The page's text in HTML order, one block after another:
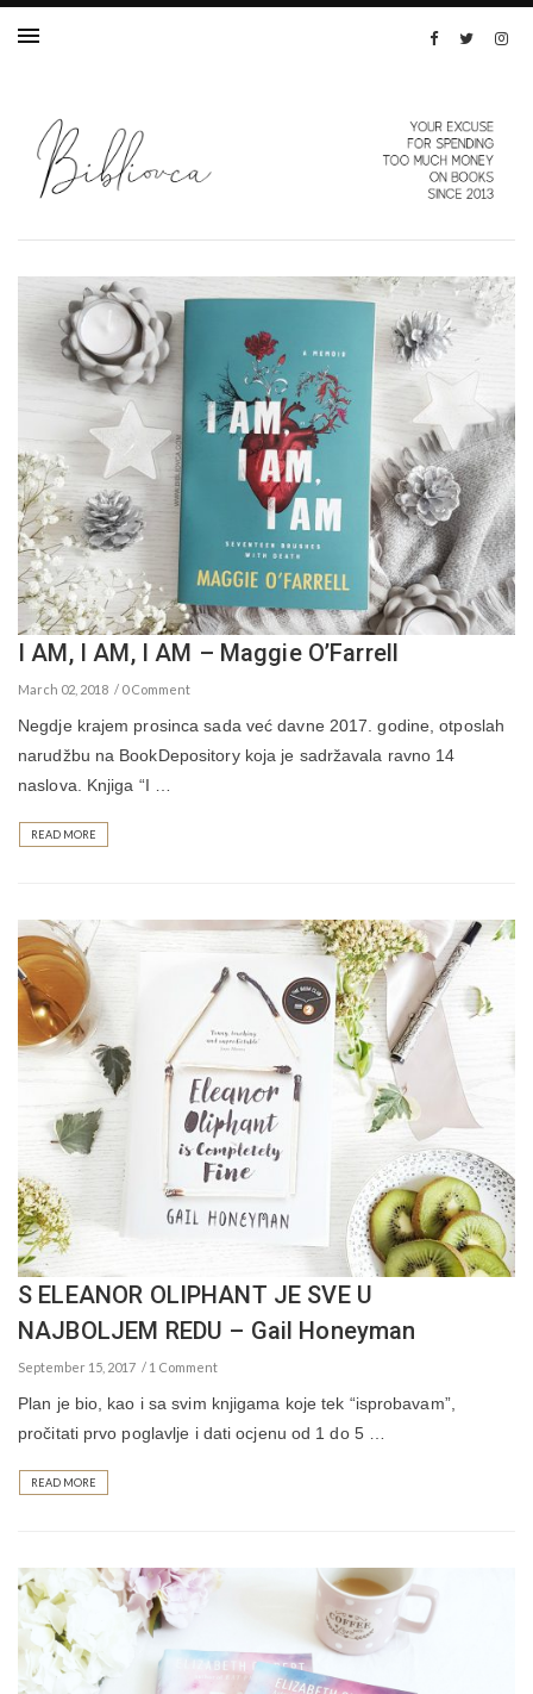
I AM, I AM, I AM – Maggie O’Farrell
March 02, 2018 0 Comment
Negdje krajem prosinca sada već davne 2017. godine, otposlah
narudžbu na BookDepository koja je sadržavala ravno 14
naslova. Knjiga “I …
READ MORE
S ELEANOR OLIPHANT JE SVE U
NAJBOLJEM REDU – Gail Honeyman
September 15, 2017 1 Comment
Plan je bio, kao i sa svim knjigama koje tek “isprobavam”,
pročitati prvo poglavlje i dati ocjenu od 1 do 5 …
READ MORE